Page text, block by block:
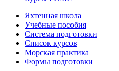
Яхтенная школа
Учебные пособия
Cистема подготовки
Список курсов
Морская практика
Формы подготовки